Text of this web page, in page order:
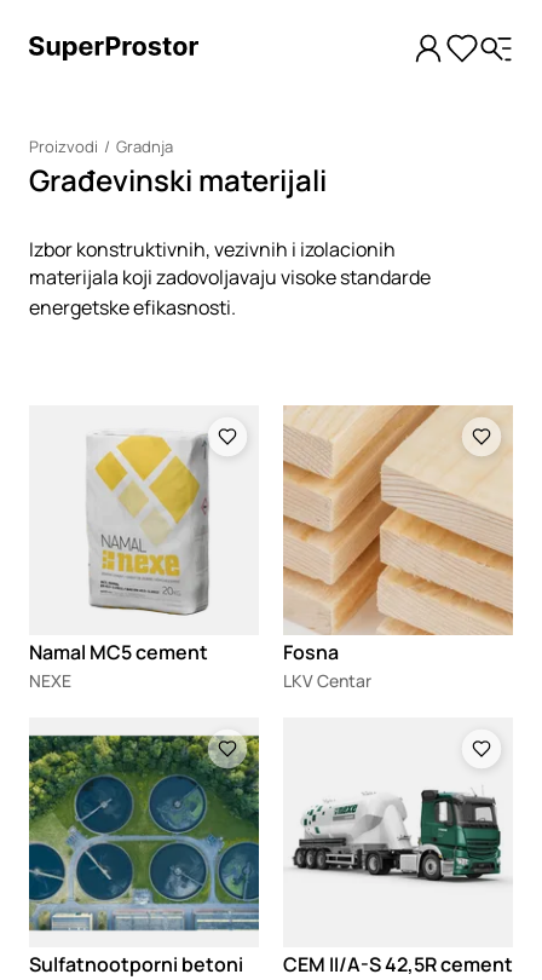
Proizvodi Gradnja
Građevinski materijali
Izbor konstruktivnih, vezivnih i izolacionih
materijala koji zadovoljavaju visoke standarde
energetske efikasnosti.
Namal MC5 cement
NEXE
Loading
Fosna
LKV Centar
Loading
Sulfatnootporni betoni CEM II/A-S 42,5R cement